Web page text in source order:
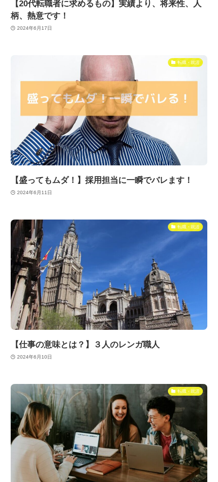
【20代転職者に求めるもの】実績より、将来性、人
柄、熱意です！
2024年6月17日
転職・就活
【盛ってもムダ！】採用担当に一瞬でバレます！
2024年6月11日
転職・就活
【仕事の意味とは？】３人のレンガ職人
2024年6月10日
転職・就活